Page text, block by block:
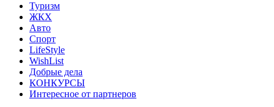
Туризм
ЖКХ
Авто
Спорт
LifeStyle
WishList
Добрые дела
КОНКУРСЫ
Интересное от партнеров